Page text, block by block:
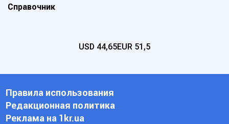
Справочник
USD 44,65EUR 51,5
Правила использования
Редакционная политика
Реклама на 1kr.ua